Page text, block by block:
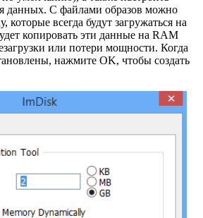
данных. С файлами образов можно
которые всегда будут загружаться на
копировать эти данные на RAM
или потери мощности. Когда
нажмите OK, чтобы создать